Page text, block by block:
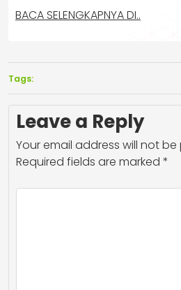
BACA SELENGKAPNYA DI..
Tags:
Leave a Reply
Your email address will not be
Required fields are marked *